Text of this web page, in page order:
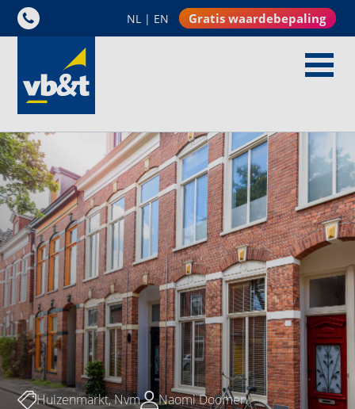
NL | EN Gratis waardebepaling
Huizenmarkt,Nvm
Naomi Doomen